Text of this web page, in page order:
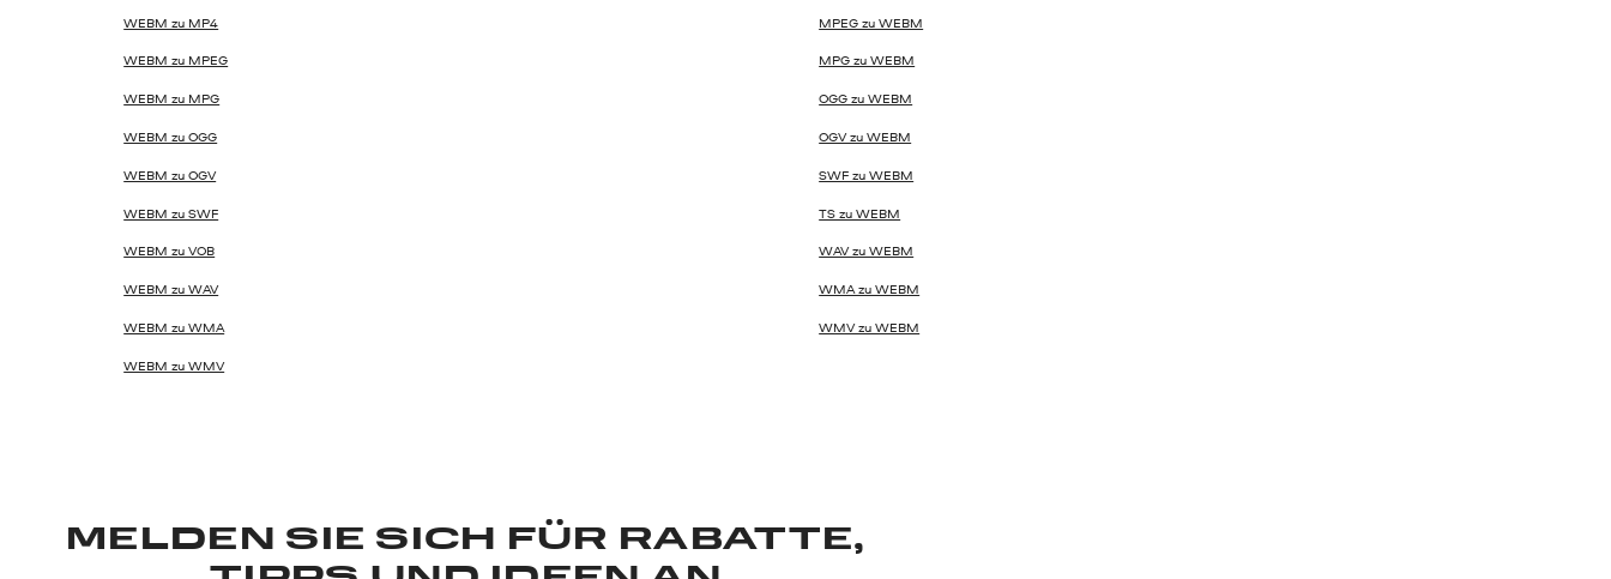
WEBM zu MP4
WEBM zu MPEG
WEBM zu MPG
WEBM zu OGG
WEBM zu OGV
WEBM zu SWF
WEBM zu VOB
WEBM zu WAV
WEBM zu WMA
WEBM zu WMV
MPEG zu WEBM
MPG zu WEBM
OGG zu WEBM
OGV zu WEBM
SWF zu WEBM
TS zu WEBM
WAV zu WEBM
WMA zu WEBM
WMV zu WEBM
MELDEN SIE SICH FÜR RABATTE,